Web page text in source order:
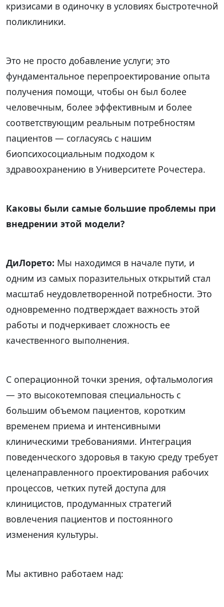
кризисами в одиночку в условиях быстротечной
поликлиники.
Это не просто добавление услуги; это
фундаментальное перепроектирование опыта
получения помощи, чтобы он был более
человечным, более эффективным и более
соответствующим реальным потребностям
пациентов — согласуясь с нашим
биопсихосоциальным подходом к
здравоохранению в Университете Рочестера.
Каковы были самые большие проблемы при
внедрении этой модели?
ДиЛорето: Мы находимся в начале пути, и
одним из самых поразительных открытий стал
масштаб неудовлетворенной потребности. Это
одновременно подтверждает важность этой
работы и подчеркивает сложность ее
качественного выполнения.
С операционной точки зрения, офтальмология
— это высокотемповая специальность с
большим объемом пациентов, коротким
временем приема и интенсивными
клиническими требованиями. Интеграция
поведенческого здоровья в такую среду требует
целенаправленного проектирования рабочих
процессов, четких путей доступа для
клиницистов, продуманных стратегий
вовлечения пациентов и постоянного
изменения культуры.
Мы активно работаем над: